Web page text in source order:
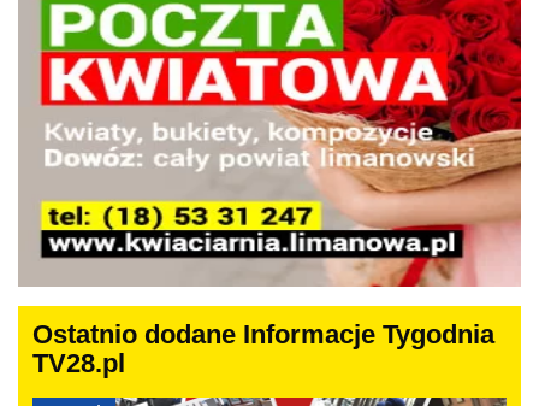
Ostatnio dodane Informacje Tygodnia
TV28.pl